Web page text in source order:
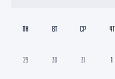
29 30 31 1
ПН ВТ СР ЧТ